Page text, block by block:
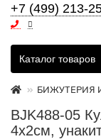
+7 (499) 213-
Все категории
Каталог товаров
БИЖУТЕРИЯ
BJK488-05
4х2см,